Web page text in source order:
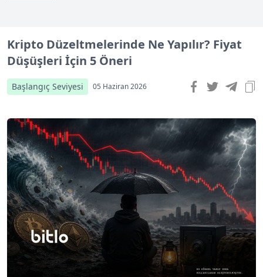
Kripto Düzeltmelerinde Ne Yapılır? Fiyat
Düşüşleri İçin 5 Öneri
Başlangıç Seviyesi 05 Haziran 2026